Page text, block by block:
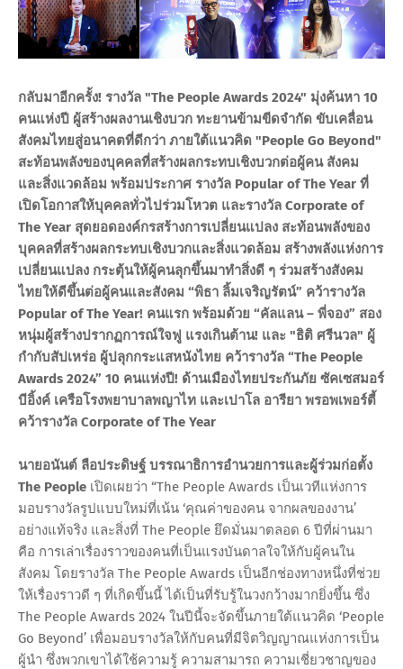
กลับมาอีกครั้ง! รางวัล "The People Awards 2024" มุ่งค้นหา 10
คนแห่งปี ผู้สร้างผลงานเชิงบวก ทะยานข้ามขีดจำกัด ขับเคลื่อน
สังคมไทยสู่อนาคตที่ดีกว่า ภายใต้แนวคิด "People Go Beyond"
สะท้อนพลังของบุคคลที่สร้างผลกระทบเชิงบวกต่อผู้คน สังคม
และสิ่งแวดล้อม พร้อมประกาศ รางวัล Popular of The Year ที่
เปิดโอกาสให้บุคคลทั่วไปร่วมโหวต และรางวัล Corporate of
The Year สุดยอดองค์กรสร้างการเปลี่ยนแปลง สะท้อนพลังของ
บุคคลที่สร้างผลกระทบเชิงบวกและสิ่งแวดล้อม สร้างพลังแห่งการ
เปลี่ยนแปลง กระตุ้นให้ผู้คนลุกขึ้นมาทำสิ่งดี ๆ ร่วมสร้างสังคม
ไทยให้ดีขึ้นต่อผู้คนและสังคม “พิธา ลิ้มเจริญรัตน์” คว้ารางวัล
Popular of The Year! คนแรก พร้อมด้วย “คัลแลน – พี่จอง” สอง
หนุ่มผู้สร้างปรากฏการณ์ใจฟู แรงเกินต้าน! และ "ธิติ ศรีนวล" ผู้
กำกับสัปเหร่อ ผู้ปลุกกระแสหนังไทย คว้ารางวัล “The People
Awards 2024” 10 คนแห่งปี! ด้านเมืองไทยประกันภัย ซัคเซสมอร์
บีอิ้งค์ เครือโรงพยาบาลพญาไท และเปาโล อารียา พรอพเพอร์ตี้
คว้ารางวัล Corporate of The Year
นายอนันต์ ลือประดิษฐ์ บรรณาธิการอำนวยการและผู้ร่วมก่อตั้ง
The People เปิดเผยว่า “The People Awards เป็นเวทีแห่งการ
มอบรางวัลรูปแบบใหม่ที่เน้น ‘คุณค่าของคน จากผลของงาน’
อย่างแท้จริง และสิ่งที่ The People ยึดมั่นมาตลอด 6 ปีที่ผ่านมา
คือ การเล่าเรื่องราวของคนที่เป็นแรงบันดาลใจให้กับผู้คนใน
สังคม โดยรางวัล The People Awards เป็นอีกช่องทางหนึ่งที่ช่วย
ให้เรื่องราวดี ๆ ที่เกิดขึ้นนี้ ได้เป็นที่รับรู้ในวงกว้างมากยิ่งขึ้น ซึ่ง
The People Awards 2024 ในปีนี้จะจัดขึ้นภายใต้แนวคิด ‘People
Go Beyond’ เพื่อมอบรางวัลให้กับคนที่มีจิตวิญญาณแห่งการเป็น
ผู้นำ ซึ่งพวกเขาได้ใช้ความรู้ ความสามารถ ความเชี่ยวชาญของ